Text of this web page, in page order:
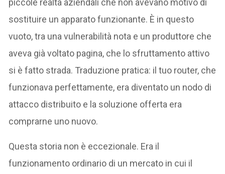
sostituire un apparato funzionante. È in questo
vuoto, tra una vulnerabilità nota e un produttore che
aveva già voltato pagina, che lo sfruttamento attivo
si è fatto strada. Traduzione pratica: il tuo router, che
funzionava perfettamente, era diventato un nodo di
attacco distribuito e la soluzione offerta era
comprarne uno nuovo.
Questa storia non è eccezionale. Era il
funzionamento ordinario di un mercato in cui il